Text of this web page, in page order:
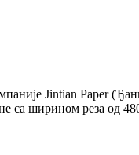
Jintian Paper
ширином реза од